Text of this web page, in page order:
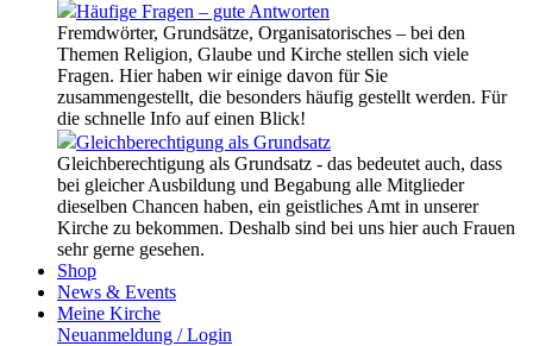
Häufige Fragen – gute Antworten
Fremdwörter, Grundsätze, Organisatorisches – bei den
Themen Religion, Glaube und Kirche stellen sich viele
Fragen. Hier haben wir einige davon für Sie
zusammengestellt, die besonders häufig gestellt werden. Für
die schnelle Info auf einen Blick!
Gleichberechtigung als Grundsatz
Gleichberechtigung als Grundsatz - das bedeutet auch, dass
bei gleicher Ausbildung und Begabung alle Mitglieder
dieselben Chancen haben, ein geistliches Amt in unserer
Kirche zu bekommen. Deshalb sind bei uns hier auch Frauen
sehr gerne gesehen.
Shop
News & Events
Meine Kirche
Neuanmeldung / Login